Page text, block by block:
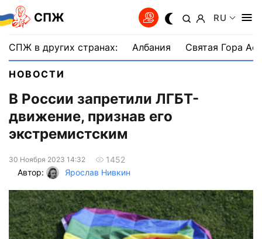
СПЖ RU
СПЖ в других странах: Албания Святая Гора
НОВОСТИ
В России запретили ЛГБТ-
движение, признав его
экстремистским
30 Ноября 2023 14:32
1452
Автор:
Ярослав Нивкин